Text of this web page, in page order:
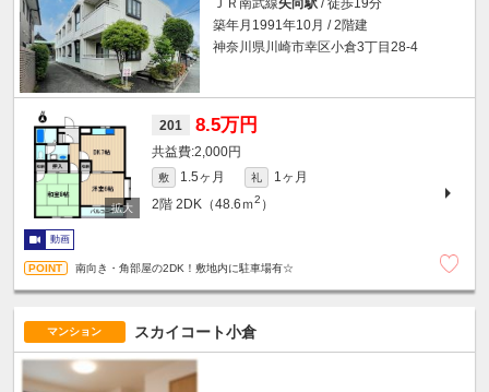
築年月1991年10月 / 2階建
神奈川県川崎市幸区小倉3丁目28-4
201 8.5万円
2,000円
敷 1.5ヶ月 礼
1ヶ月
2階 2DK（48.6ｍ2 ）
動画
南向き・角部屋の2DK！敷地内に駐車場有☆
マンション スカイコート小倉